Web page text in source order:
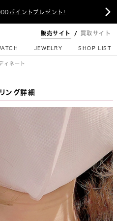
ポイントプレゼント! 
販売サイト 買取サイト
JEWELRY SHOP LIST
ィネート
ング詳細